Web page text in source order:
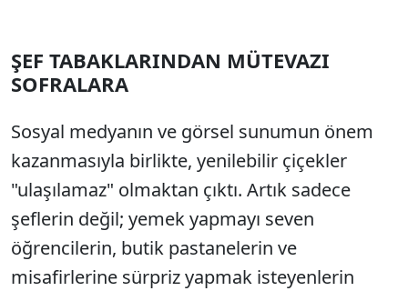
ŞEF TABAKLARINDAN MÜTEVAZI
SOFRALARA
Sosyal medyanın ve görsel sunumun önem
kazanmasıyla birlikte, yenilebilir çiçekler
"ulaşılamaz" olmaktan çıktı. Artık sadece
şeflerin değil; yemek yapmayı seven
öğrencilerin, butik pastanelerin ve
misafirlerine sürpriz yapmak isteyenlerin